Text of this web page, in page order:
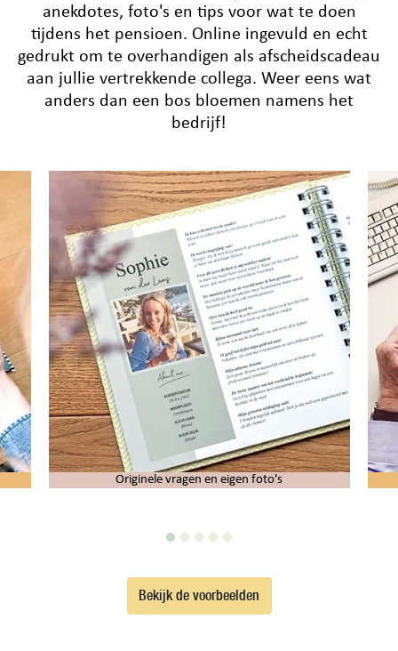
anekdotes, foto's en tips voor wat te doen
tijdens het pensioen. Online ingevuld en echt
gedrukt om te overhandigen als afscheidscadeau
aan jullie vertrekkende collega. Weer eens wat
anders dan een bos bloemen namens het
bedrijf!
Originele vragen en eigen foto's
Bekijk de voorbeelden